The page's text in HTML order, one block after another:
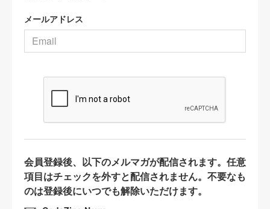
メールアドレス
会員登録後、以下のメルマガが配信されます。任意
項目はチェックを外すと配信されません。不要なも
のは登録後にいつでも解除いただけます。